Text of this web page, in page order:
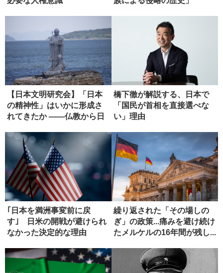
【日本文明研究会】「日本
の精神性」はいかに形成さ
れてきたか ――仏教から日
橋下徹が解説する、日本で
「国民が首相を直接選べな
い」理由
｢日本を満洲事変前に戻
す｣ 日米の開戦が避けられ
なかった決定的な理由
繰り返された「その場しの
ぎ」の政策...痛みを避け続け
たメルケルの16年間が残し...